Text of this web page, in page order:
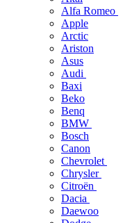
Alfa Romeo
Apple
Arctic
Ariston
Asus
Audi
Baxi
Beko
Benq
BMW
Bosch
Canon
Chevrolet
Chrysler
Citroën
Dacia
Daewoo